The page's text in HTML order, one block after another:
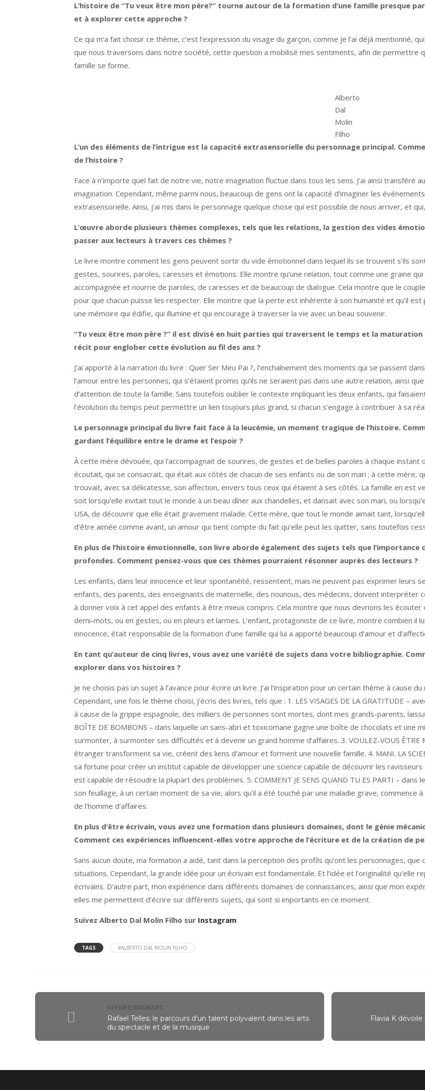
L’histoire de “Tu veux être mon père?” tourne autour de la formation d’une famille presque
et à explorer cette approche ?
Ce qui m’a fait choisir ce thème, c’est l’expression du visage du garçon, comme je l’ai déjà mentionné,
que nous traversons dans notre société, cette question a mobilisé mes sentiments, afin de permettre
famille se forme.
Alberto
Dal
Molin
Filho
L’un des éléments de l’intrigue est la capacité extrasensorielle du personnage principal.
de l’histoire ?
Face à n’importe quel fait de notre vie, notre imagination fluctue dans tous les sens. J’ai ainsi transféré
imagination. Cependant, même parmi nous, beaucoup de gens ont la capacité d’imaginer les
extrasensorielle. Ainsi, j’ai mis dans le personnage quelque chose qui est possible de nous arriver, et
L’œuvre aborde plusieurs thèmes complexes, tels que les relations, la gestion des vides
passer aux lecteurs à travers ces thèmes ?
Le livre montre comment les gens peuvent sortir du vide émotionnel dans lequel ils se trouvent s’ils
gestes, sourires, paroles, caresses et émotions. Elle montre qu’une relation, tout comme une graine
accompagnée et nourrie de paroles, de caresses et de beaucoup de dialogue. Cela montre que le
pour que chacun puisse les respecter. Elle montre que la perte est inhérente à son humanité et qu’il
une mémoire qui édifie, qui illumine et qui encourage à traverser la vie avec un beau souvenir.
“Tu veux être mon père ?” il est divisé en huit parties qui traversent le temps et la
récit pour englober cette évolution au fil des ans ?
J’ai apporté à la narration du livre : Quer Ser Meu Pai ?, l’enchaînement des moments qui se passent
l’amour entre les personnes, qui s’étaient promis qu’ils ne seraient pas dans une autre relation, ainsi
d’attention de toute la famille. Sans toutefois oublier le contexte impliquant les deux enfants, qui
l’évolution du temps peut permettre un lien toujours plus grand, si chacun s’engage à contribuer à sa
Le personnage principal du livre fait face à la leucémie, un moment tragique de l’histoire.
gardant l’équilibre entre le drame et l’espoir ?
À cette mère dévouée, qui l’accompagnait de sourires, de gestes et de belles paroles à chaque
écoutait, qui se consacrait, qui était aux côtés de chacun de ses enfants ou de son mari ; à cette mère,
trouvait, avec sa délicatesse, son affection, envers tous ceux qui étaient à ses côtés. La famille en est
soit lorsqu’elle invitait tout le monde à un beau dîner aux chandelles, et dansait avec son mari, ou
USA, de découvrir que elle était gravement malade. Cette mère, que tout le monde aimait tant,
d’être aimée comme avant, un amour qui tient compte du fait qu’elle peut les quitter, sans toutefois
En plus de l’histoire émotionnelle, son livre aborde également des sujets tels que
profondes. Comment pensez-vous que ces thèmes pourraient résonner auprès des lecteurs ?
Les enfants, dans leur innocence et leur spontanéité, ressentent, mais ne peuvent pas exprimer leurs
enfants, des parents, des enseignants de maternelle, des nounous, des médecins, doivent interpréter
à donner voix à cet appel des enfants à être mieux compris. Cela montre que nous devrions les écouter
demi-mots, ou en gestes, ou en pleurs et larmes. L’enfant, protagoniste de ce livre, montre combien il
innocence, était responsable de la formation d’une famille qui lui a apporté beaucoup d’amour et
En tant qu’auteur de cinq livres, vous avez une variété de sujets dans votre bibliographie.
explorer dans vos histoires ?
Je ne choisis pas un sujet à l’avance pour écrire un livre. J’ai l’inspiration pour un certain thème à cause
Cependant, une fois le thème choisi, j’écris des livres, tels que : 1. LES VISAGES DE LA GRATITUDE –
à cause de la grippe espagnole, des milliers de personnes sont mortes, dont mes grands-parents,
BOÎTE DE BOMBONS – dans laquelle un sans-abri et toxicomane gagne une boîte de chocolats et une
surmonter, à surmonter ses difficultés et à devenir un grand homme d’affaires. 3. VOULEZ-VOUS ÊTRE
étranger transforment sa vie, créent des liens d’amour et forment une nouvelle famille. 4. MANI. LA
sa fortune pour créer un institut capable de développer une science capable de découvrir les
est capable de résoudre la plupart des problèmes. 5. COMMENT JE SENS QUAND TU ES PARTI – dans
son feuillage, à un certain moment de sa vie, alors qu’il a été touché par une maladie grave,
de l’homme d’affaires.
En plus d’être écrivain, vous avez une formation dans plusieurs domaines, dont le génie
Comment ces expériences influencent-elles votre approche de l’écriture et de la création de
Sans aucun doute, ma formation a aidé, tant dans la perception des profils qu’ont les personnages, que
situations. Cependant, la grande idée pour un écrivain est fondamentale. Et l’idée et l’originalité
écrivains. D’autre part, mon expérience dans différents domaines de connaissances, ainsi que mon
elles me permettent d’écrire sur différents sujets, qui sont si importants en ce moment.
Suivez Alberto Dal Molin Filho sur Instagram
TAGS #ALBERTO DAL MOLIN FILHO
DIVERTISSEMENT
Rafael Telles: le parcours d'un talent polyvalent dans les arts
du spectacle et de la musique
Flavia K